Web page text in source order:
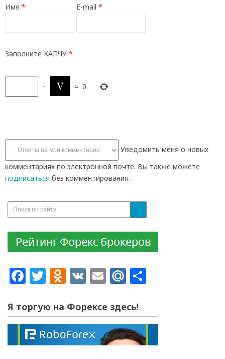
Имя* E-mail*
Заполните КАПЧУ *
− = 0
Уведомить меня о новых
комментариях по электронной почте. Вы также можете
подписаться без комментирования.
Facebook
Twitter
Odnoklassniki
VK EmailMail.Ru
Я торгую на Форексе здесь!